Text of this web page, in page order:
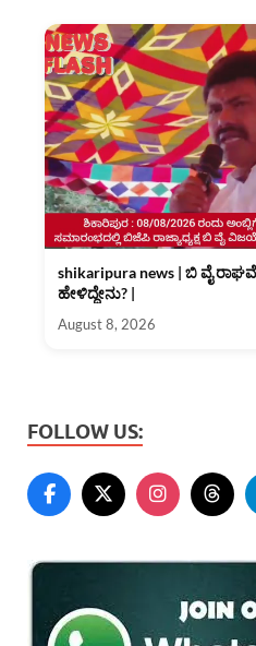
shikaripura news | ಬಿ ವೈ
ಹೇಳಿದ್ದೇನು? |
August 8, 2026
FOLLOW US: